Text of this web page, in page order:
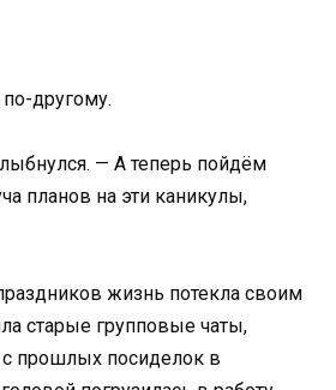
другому.
— А теперь пойдём
планов на эти каникулы,
жизнь потекла своим
старые групповые чаты,
прошлых посиделок в